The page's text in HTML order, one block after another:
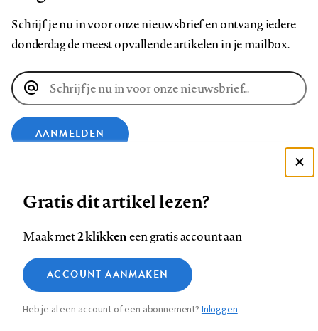
Schrijf je nu in voor onze nieuwsbrief en ontvang iedere
donderdag de meest opvallende artikelen in je mailbox.
E-
mailadres
AANMELDEN
op
Facebook
op
LinkedIn
op
Bluesky
ons
op
InstagramYouTube
Footer
Contact Colofon Disclaimer Privacy
Medische vragen verdienen
betrouwbare antwoorden
Zie onze cookie policy
Analytische cookies
Marketing cookies
Gratis dit artikel lezen?
Maak met2 klikkeneen gratis account aan
ACCOUNT AANMAKEN
Heb je al een account of een abonnement?Inloggen